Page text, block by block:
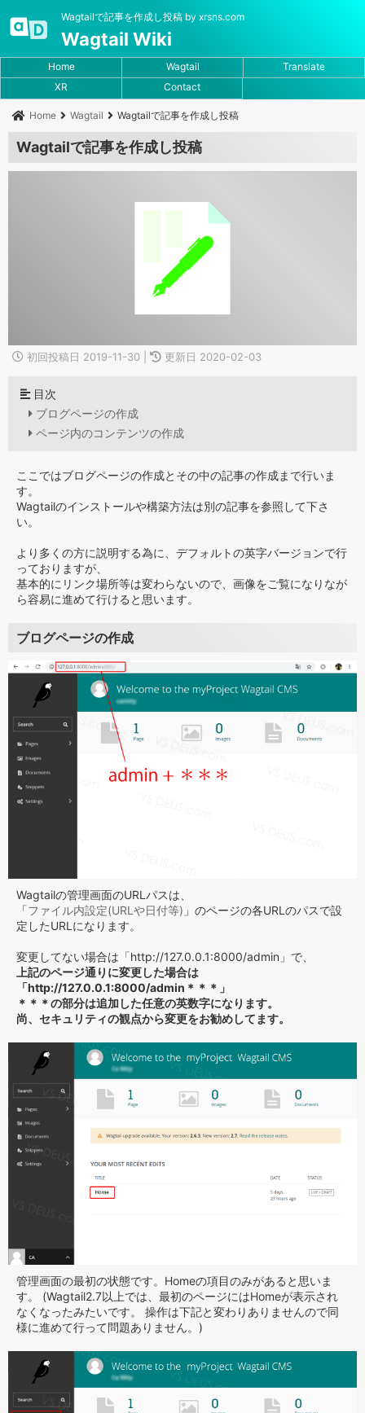
Wagtailで記事を作成し投稿 by xrsns.com
Wagtail Wiki
Home Wagtail
Translate
XR
Contact
Home Wagtail Wagtailで記事を作成し投稿
Wagtailで記事を作成し投稿
初回投稿日 2019-11-30 | 更新日 2020-02-03
目次
ブログページの作成
ページ内のコンテンツの作成
ここではブログページの作成とその中の記事の作成まで行いま
す。
Wagtailのインストールや構築方法は別の記事を参照して下さ
い。
より多くの方に説明する為に、デフォルトの英字バージョンで行
っておりますが、
基本的にリンク場所等は変わらないので、画像をご覧になりなが
ら容易に進めて行けると思います。
ブログページの作成
Wagtailの管理画面のURLパスは、
「ファイル内設定(URLや日付等) 」のページの各URLのパスで設
定したURLになります。
変更してない場合は「http://127.0.0.1:8000/admin」で、
上記のページ通りに変更した場合は
「http://127.0.0.1:8000/admin＊＊＊」
＊＊＊の部分は追加した任意の英数字になります。
尚、セキュリティの観点から変更をお勧めしてます。
管理画面の最初の状態です。Homeの項目のみがあると思いま
す。 (Wagtail2.7以上では、最初のページにはHomeが表示され
なくなったみたいです。 操作は下記と変わりありませんので同
様に進めて行って問題ありません。)